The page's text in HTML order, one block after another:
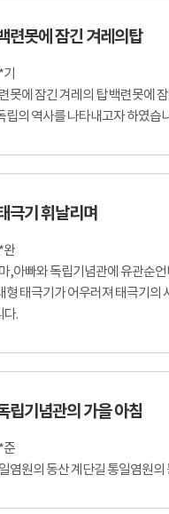
련못에 잠긴 겨레의탑
못에 잠긴 겨레의 탑 백련못에
립의 역사를 나타내고자 하였습
극기 휘날리며
완
,아빠와 독립기념관에 유관순
형 태극기가 어우러져 태극기의
다.
립기념관의 가을 아침
준
염원의 동산 계단길 통일염원